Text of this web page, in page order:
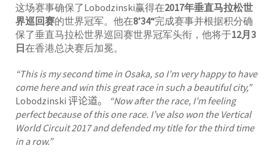
这场赛事确保了Lobodzinski赢得在2017年垂直马拉松世
界巡回赛的世界冠军。他在8’34“完成赛事并根据积分确
保了垂直马拉松世界巡回赛世界冠军头衔，他将于12月3
日在香港总决赛后加冕。
“This is my second time in Osaka, so I’m very happy to have
come here and win this great race in such a beautiful city,”
Lobodzinski 评论道。
“Now after the race, I’m feeling
perfect because of this one race. I’ve also won the Vertical
World Circuit 2017 and defended my title for the third time
in a row.”